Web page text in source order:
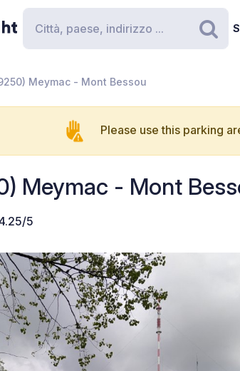
Meymac - Mont Bessou
Please use this parking
Meymac - Mont
5